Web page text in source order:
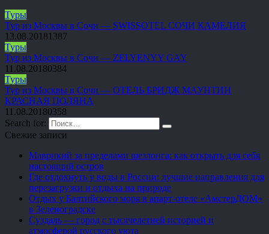
Туры
Тур из Москвы в Сочи — SWISSOTEL СОЧИ КАМЕЛИЯ
13.08.20181 387
Туры
Тур из Москвы в Сочи — ZELYENYY GAY
11.08.20180384
Туры
Тур из Москвы в Сочи — ОТЕЛЬ БРИДЖ МАУНТИН
КРАСНАЯ ПОЛЯНА
11.08.20180358
Search for:
Свежие записи
Маврикий за пределами шезлонга: как открыть для себя
настоящий остров
Где отдохнуть у воды в России: лучшие направления для
перезагрузки и отдыха на природе
Отдых у Балтийского моря в апарт-отеле «АмстерДОМ»
в Зеленоградске
Суздаль — город с тысячелетней историей и
атмосферой русского уюта